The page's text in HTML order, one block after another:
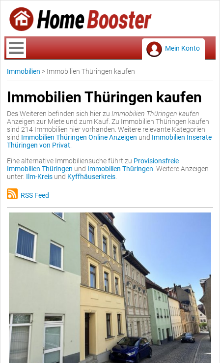
Mein Konto
Immobilien > Immobilien Thüringen kaufen
Immobilien Thüringen kaufen
Des Weiteren befinden sich hier zu Immobilien Thüringen kaufen
Anzeigen zur Miete und zum Kauf. Zu Immobilien Thüringen kaufen
sind 214 Immobilien hier vorhanden. Weitere relevante Kategorien
sind Immobilien Thüringen Online Anzeigen und Immobilien Inserate
Thüringen von Privat
Eine alternative Immobiliensuche führt zu Provisionsfreie
Immobilien Thüringen und Immobilien Thüringen . Weitere Anzeigen
unter: Ilm-Kreis und Kyffhäuserkreis
RSS Feed